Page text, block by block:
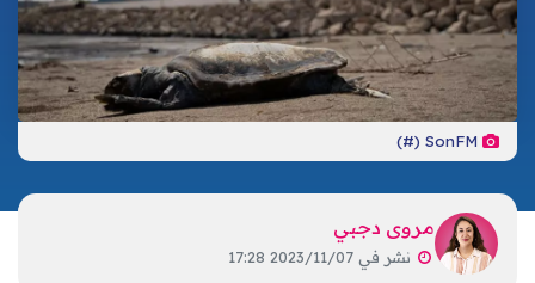
مروى دجبي
نشر في2023/11/07 17:28